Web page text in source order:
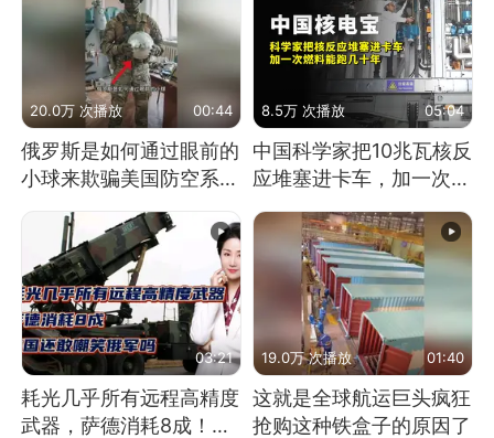
20.0万 次播放 00:44
俄罗斯是如何通过眼前的
小球来欺骗美国防空系统
8.5万 次播放 05:04
中国科学家把10兆瓦核反
应堆塞进卡车，加一次燃
03:21
耗光几乎所有远程高精度
武器，萨德消耗8成！美
19.0万 次播放 01:40
这就是全球航运巨头疯狂
抢购这种铁盒子的原因了